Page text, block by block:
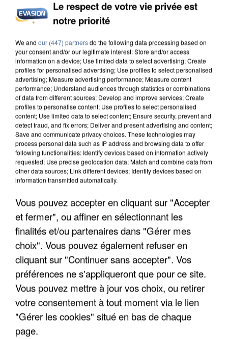
L’UN DES FONDATEURS SUPPOSÉS DE LA DZ
MAFIA INTERPELLÉ EN ALGÉRIE
UN SECOND CADRE DE LA DZ MAFIA
INTERPELLÉ EN ALGÉRIE
Le respect de votre vie privée est
notre priorité
We and our (447) partnersdo the following data processing based on
your consent and/or our legitimate interest: Store and/or access
information on a device; Use limited data to select advertising; Create
profiles for personalised advertising; Use profiles to select personalised
advertising; Measure advertising performance; Measure content
performance; Understand audiences through statistics or combinations
of data from different sources; Develop and improve services; Create
profiles to personalise content; Use profiles to select personalised
content; Use limited data to select content; Ensure security, prevent and
detect fraud, and fix errors; Deliver and present advertising and content;
Save and communicate privacy choices. These technologies may
process personal data such as IP address and browsing data to offer
following functionalities: Identify devices based on information actively
requested; Use precise geolocation data; Match and combine data from
other data sources; Link different devices; Identify devices based on
information transmitted automatically.
Vous pouvez accepter en cliquant sur "Accepter
et fermer", ou affiner en sélectionnant les
finalités et/ou partenaires dans "Gérer mes
choix". Vous pouvez également refuser en
cliquant sur "Continuer sans accepter". Vos
préférences ne s'appliqueront que pour ce site.
Vous pouvez mettre à jour vos choix, ou retirer
votre consentement à tout moment via le lien
"Gérer les cookies" situé en bas de chaque
page.